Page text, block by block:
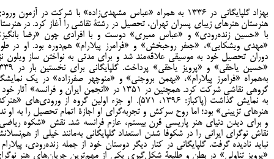
بهزاد گلپایگانی در 1336 به همراه «عباس مشهدی‌زاده» با شرکت در آزمون
هنرستان هنرهای زیبای پسران تهران، تحصیل در رشتۀ نقاشی را آغاز کرد. در
با «حسین زنده‌رودی» و «عباس معیری» دوست و با افرادی چون «رضا
«مهدی ویشکایی»، «جعفر روحبخش» و «فرامرز پیلارام» هم‌دوره بود. او در
دوران تحصیل خود به موسیقی علاقه‌مند شد و برای مدتی به نواختن ساز ویلون
«حسین یاحقی» و «پرویز یاحقی» پرداخت.
به‌همراه «فرامرز پیلارام»، «بهمن بروجنی» و «منوچهر صفرزاده» در یک
گروهی نقاشی شرکت کرد. همچنین در 1351 در «انجمن ایران و فرانسه» آثار
به نمایش گذاشت (پاکباز: 1396، 571). او جزء اولین گروه از ورودی‌های
هنرهای تزیینی» بود؛ اما روح سرکش و تجربه‌گرای او اجازۀ اتمام تحصیل را به او
و برای دیدن دنیای هنر پاریسی قرن بیستم، عازم فرانسه شد. نقش «شکوه
نقاش نوگرای ایرانی را در شکوفا شدن استعداد گلپایگانی به‌مانند خیلی از
نباید نادیده گرفت. گلپایگانی در کنار دیگر دوستان خود از جمله زنده‌رودی،
«پرویز تناولی» در بطن و طلیعۀ شکل‌گیری یکی از مهم‌ترین جریان‌های هنر